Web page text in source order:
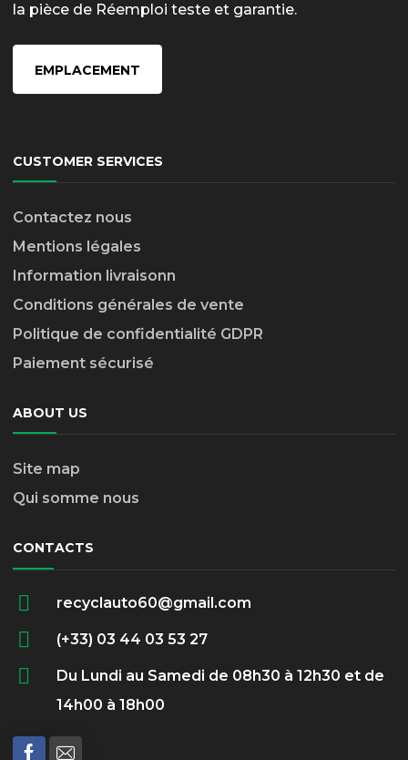
la pièce de Réemploi teste et garantie.
EMPLACEMENT
CUSTOMER SERVICES
Contactez nous
Mentions légales
Information livraisonn
Conditions générales de vente
Politique de confidentialité GDPR
Paiement sécurisé
ABOUT US
Site map
Qui somme nous
CONTACTS
recyclauto60@gmail.com
(+33) 03 44 03 53 27
Du Lundi au Samedi de 08h30 à 12h30 et de
14h00 à 18h00